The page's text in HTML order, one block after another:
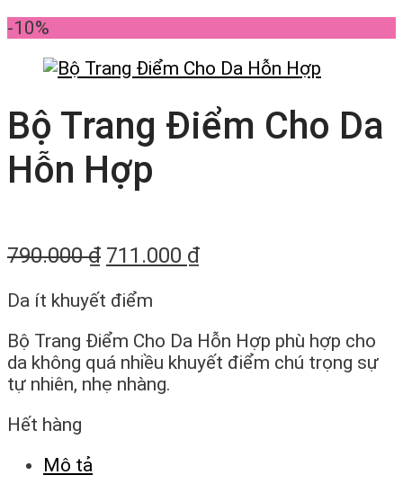
-10%
Bộ Trang Điểm Cho Da
Hỗn Hợp
790.000₫ 711.000 ₫
Da ít khuyết điểm
Bộ Trang Điểm Cho Da Hỗn Hợp phù hợp cho
da không quá nhiều khuyết điểm chú trọng sự
tự nhiên, nhẹ nhàng.
Hết hàng
Mô tả